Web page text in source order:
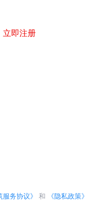
立即注册
服务协议》 和 《隐私政策》